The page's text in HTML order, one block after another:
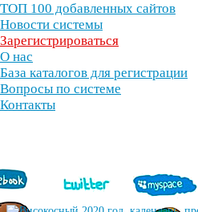
ТОП 100 добавленных сайтов
Новости системы
Зарегистрироваться
О нас
База каталогов для регистрации
Вопросы по системе
Контакты